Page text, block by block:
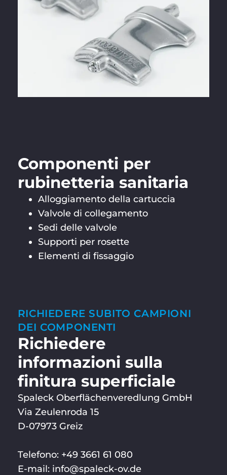
Componenti per
rubinetteria sanitaria
Alloggiamento della cartuccia
Valvole di collegamento
Sedi delle valvole
Supporti per rosette
Elementi di fissaggio
RICHIEDERE SUBITO CAMPIONI
DEI COMPONENTI
Richiedere
informazioni sulla
finitura superficiale
Spaleck Oberflächenveredlung GmbH
Via Zeulenroda 15
D-07973 Greiz
Telefono: +49 3661 61 080
E-mail: info@spaleck-ov.de